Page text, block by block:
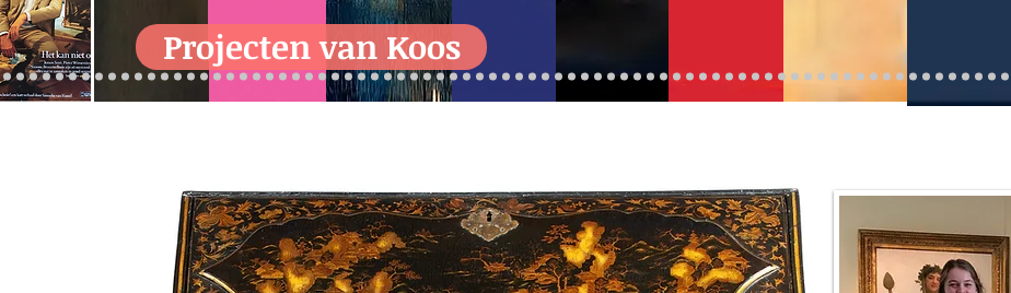
Projecten van Koos